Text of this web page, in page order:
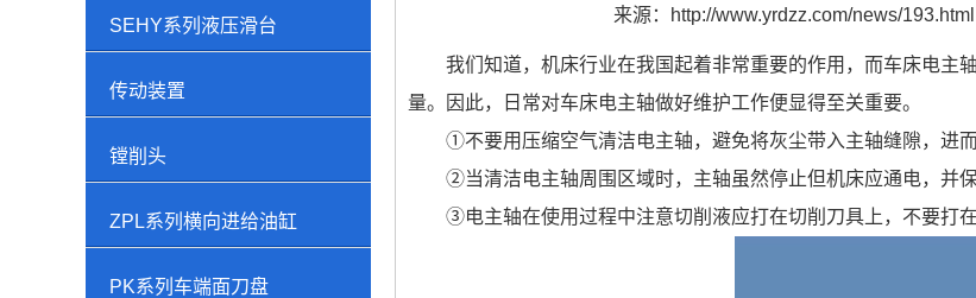
SEHY系列液压滑台
传动装置
镗削头
ZPL系列横向进给油缸
PK系列车端面刀盘
来源： http://www.yrdzz.com/news/193.html
我们知道，机床行业在我国起着非常重要的作用，而车床电主
量。因此，日常对车床电主轴做好维护工作便显得至关重要。
①不要用压缩空气清洁电主轴，避免将灰尘带入主轴缝隙，进而
②当清洁电主轴周围区域时，主轴虽然停止但机床应通电，并
③电主轴在使用过程中注意切削液应打在切削刀具上，不要打在